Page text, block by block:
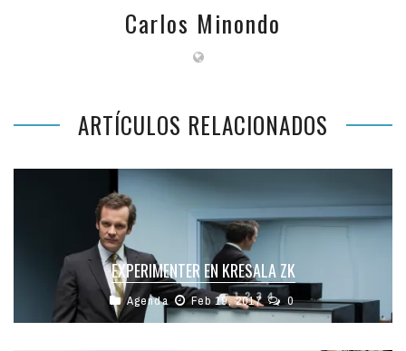
Carlos Minondo
ARTÍCULOS RELACIONADOS
EXPERIMENTER EN KRESALA ZK
Agenda Feb 19, 2017 0